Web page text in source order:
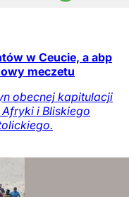
w Ceucie, a abp
meczetu
obecnej kapitulacji
i Bliskiego